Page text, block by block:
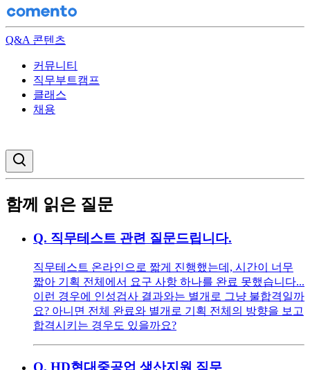
Q&A 콘텐츠
커뮤니티
직무부트캠프
클래스
채용
함께 읽은 질문
Q. 직무테스트 관련 질문드립니다.
직무테스트 온라인으로 짧게 진행했는데, 시간이 너무
짧아 기획 전체에서 요구 사항 하나를 완료 못했습니다...
이런 경우에 인성검사 결과와는 별개로 그냥 불합격일까
요? 아니면 전체 완료와 별개로 기획 전체의 방향을 보고
합격시키는 경우도 있을까요?
Q. HD현대중공업 생산지원 직무